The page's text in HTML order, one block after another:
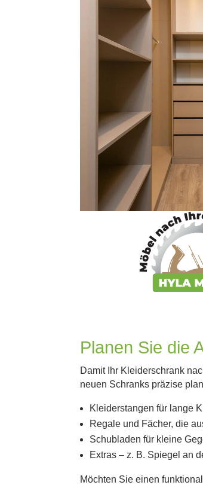
Planen Sie die
Damit Ihr Kleiderschrank
neuen Schranks präzise
Kleiderstangen für lange
Regale und Fächer, die
Schubladen für kleine
Extras – z. B. Spiegel an
Möchten Sie einen